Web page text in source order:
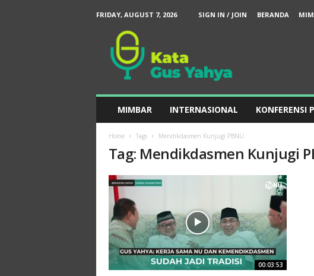
FRIDAY, AUGUST 7, 2026 SIGN IN / JOIN BERANDA
MIMBAR INTERNASIONAL KONFERENSI
Home Tags Mendikdasmen Kunjugi PBNU
Tag: Mendikdasmen Kunjugi
00:03:53